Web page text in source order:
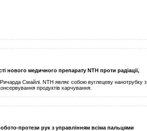
медичного препарату NTH проти радіації,
Ричарда Смайлі. NTH являє собою вуглецеву нанотрубку з
продуктів харчування.
протези рук з управлінням всіма пальцями